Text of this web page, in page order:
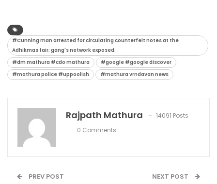
#Cunning man arrested for circulating counterfeit notes at the
Adhikmas fair; gang's network exposed.
#dm mathura #cdo mathura
#google #google discover
#mathura police #uppoolish
#mathura vrndavan news
Rajpath Mathura
14091 Posts
0 Comments
PREV POST NEXT POST